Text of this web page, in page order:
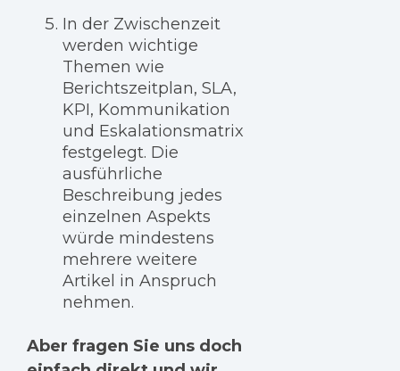
In der Zwischenzeit
werden wichtige
Themen wie
Berichtszeitplan, SLA,
KPI, Kommunikation
und Eskalationsmatrix
festgelegt. Die
ausführliche
Beschreibung jedes
einzelnen Aspekts
würde mindestens
mehrere weitere
Artikel in Anspruch
nehmen.
Aber fragen Sie uns doch